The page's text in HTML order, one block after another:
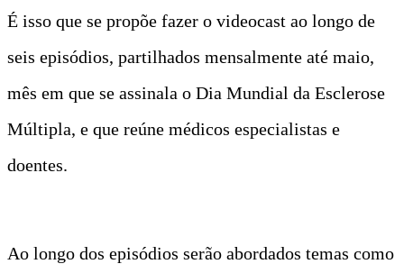
É isso que se propõe fazer o videocast ao longo de
seis episódios, partilhados mensalmente até maio,
mês em que se assinala o Dia Mundial da Esclerose
Múltipla, e que reúne médicos especialistas e
doentes.
Ao longo dos episódios serão abordados temas como